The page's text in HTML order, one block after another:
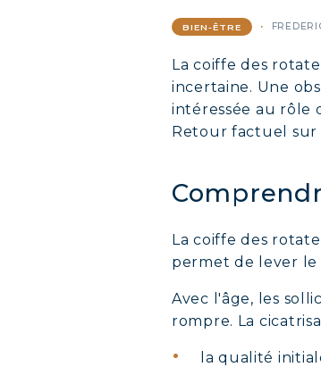
BIEN-ÊTRE
La coiffe des
incertaine. Une
intéressée au rôle
Retour factuel sur
La coiffe des
permet de lever le
Avec l'âge, les
rompre. La
la qualité